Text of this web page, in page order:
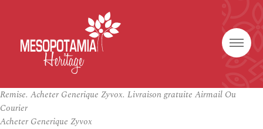
Remise. Acheter Generique Zyvox. Livraison gratuite Airmail Ou
Courier
Acheter Generique Zyvox